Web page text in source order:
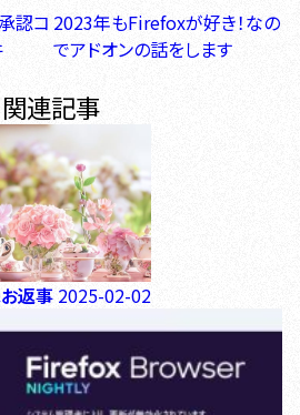
認コ 2023年もFirefoxが好き！なの
でアドオンの話をします
返事 2025-02-02